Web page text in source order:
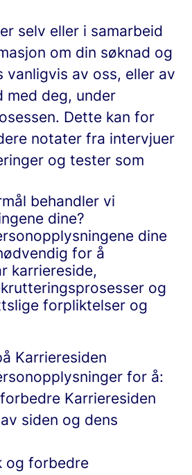
selv eller i samarbeid
om din søknad og
av oss, eller av
med deg, under
Dette kan for
notater fra intervjuer
og tester som
behandler vi
dine?
dine
for å
karriereside,
og
forpliktelser og
Karrieresiden
for å:
Karrieresiden
siden og dens
og forbedre